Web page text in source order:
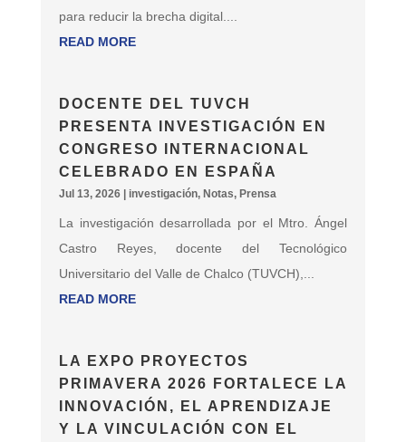
para reducir la brecha digital....
READ MORE
DOCENTE DEL TUVCH
PRESENTA INVESTIGACIÓN EN
CONGRESO INTERNACIONAL
CELEBRADO EN ESPAÑA
Jul 13, 2026| investigación, Notas, Prensa
La investigación desarrollada por el Mtro. Ángel
Castro Reyes, docente del Tecnológico
Universitario del Valle de Chalco (TUVCH),...
READ MORE
LA EXPO PROYECTOS
PRIMAVERA 2026 FORTALECE LA
INNOVACIÓN, EL APRENDIZAJE
Y LA VINCULACIÓN CON EL